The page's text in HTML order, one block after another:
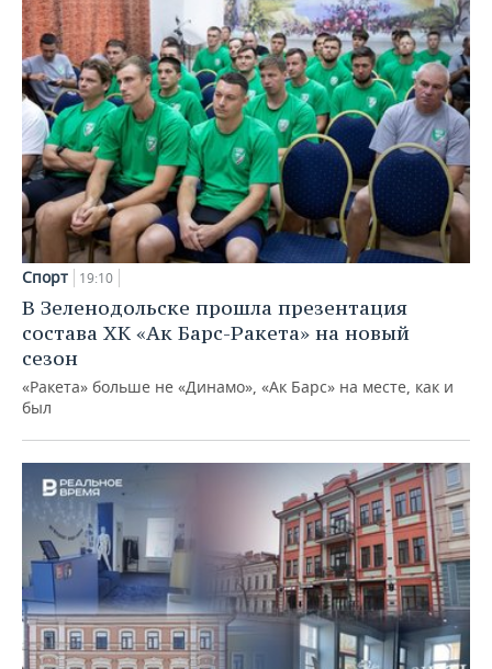
Спорт 19:10
В Зеленодольске прошла презентация
состава ХК «Ак Барс-Ракета» на новый
сезон
«Ракета» больше не «Динамо», «Ак Барс» на месте, как и
был